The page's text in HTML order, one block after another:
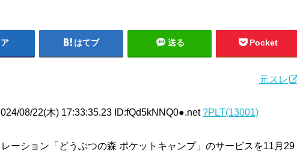
はてブ 送る Pocket
元スレ
08/22(木) 17:33:35.23 ID:fQd5kNNQ0●.net?PLT(13001)
ーション「どうぶつの森 ポケットキャンプ」のサービスを11月29